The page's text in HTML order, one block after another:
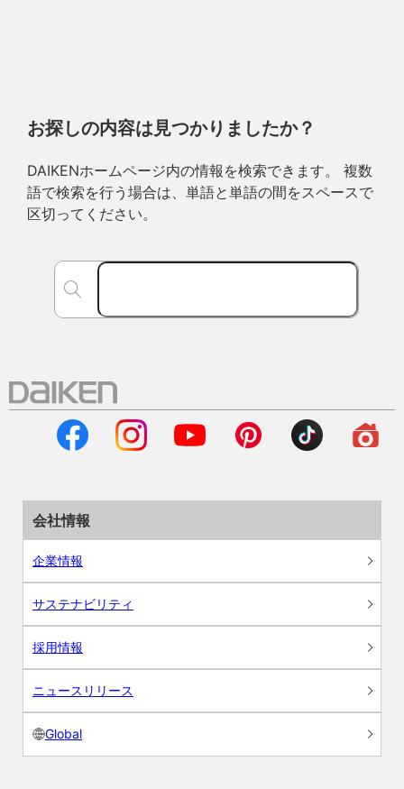
お探しの内容は見つかりましたか？
DAIKENホームページ内の情報を検索できます。 複数
語で検索を行う場合は、単語と単語の間をスペースで
区切ってください。
会社情報
企業情報
サステナビリティ
採用情報
ニュースリリース
Global